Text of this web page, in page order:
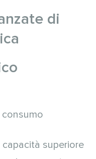
di
capacità superiore